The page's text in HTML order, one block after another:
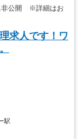
非公開 ※詳細はお
求人です！ワ
駅